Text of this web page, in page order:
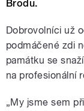
Brodu.
Dobrovolníci už
podmáčené zdi
památku se
na profesionální
„My jsme sem